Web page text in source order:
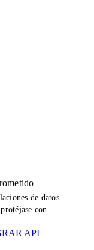
de datos.
con
API